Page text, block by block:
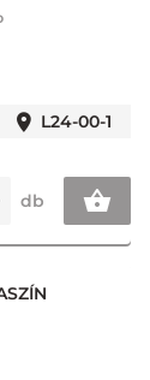
L24-00-1
db